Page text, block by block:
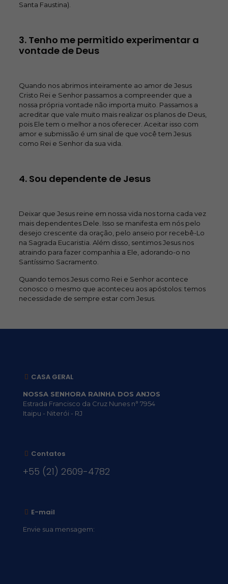
Santa Faustina).
3. Tenho me permitido experimentar a
vontade de Deus
Quando nos abrimos inteiramente ao amor de Jesus
Cristo Rei e Senhor passamos a compreender que a
nossa própria vontade não importa muito. Passamos a
acreditar que vale muito mais realizar os planos de Deus,
pois Ele tem o melhor a nos oferecer. Aceitar isso com
amor e submissão é um sinal de que você tem Jesus
como Rei e Senhor da sua vida.
4. Sou dependente de Jesus
Deixar que Jesus reine em nossa vida nos torna cada vez
mais dependentes Dele. Isso se manifesta em nós pelo
desejo crescente da oração, pelo anseio por recebê-Lo
na Sagrada Eucaristia. Além disso, sentimos Jesus nos
atraindo para fazer companhia a Ele, adorando-o no
Santíssimo Sacramento.
Quando temos Jesus como Rei e Senhor acontece
conosco o mesmo que aconteceu aos apóstolos: temos
necessidade de sempre estar com Jesus.
CASA GERAL
NOSSA SENHORA RAINHA DOS ANJOS
Estrada Francisco da Cruz Nunes n° 7954
Itaipu - Niterói - RJ
Contatos
+55 (21) 2609-4782
E-mail
Envie sua mensagem: